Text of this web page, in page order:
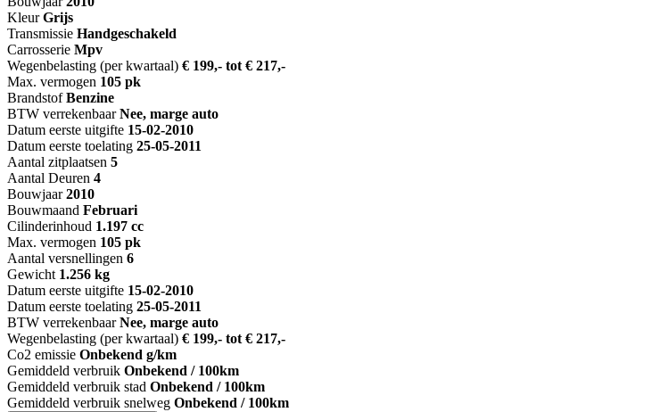
Kleur Grijs
Transmissie Handgeschakeld
Carrosserie Mpv
Wegenbelasting (per kwartaal) € 199,- tot € 217,-
Max. vermogen 105 pk
Brandstof Benzine
BTW verrekenbaar Nee, marge auto
Datum eerste uitgifte 15-02-2010
Datum eerste toelating 25-05-2011
Aantal zitplaatsen 5
Aantal Deuren 4
Bouwjaar 2010
Bouwmaand Februari
Cilinderinhoud 1.197 cc
Max. vermogen 105 pk
Aantal versnellingen 6
Gewicht 1.256 kg
Datum eerste uitgifte 15-02-2010
Datum eerste toelating 25-05-2011
BTW verrekenbaar Nee, marge auto
Wegenbelasting (per kwartaal) € 199,- tot € 217,-
Co2 emissie Onbekend g/km
Gemiddeld verbruik Onbekend / 100km
Gemiddeld verbruik stad Onbekend / 100km
Gemiddeld verbruik snelweg Onbekend / 100km